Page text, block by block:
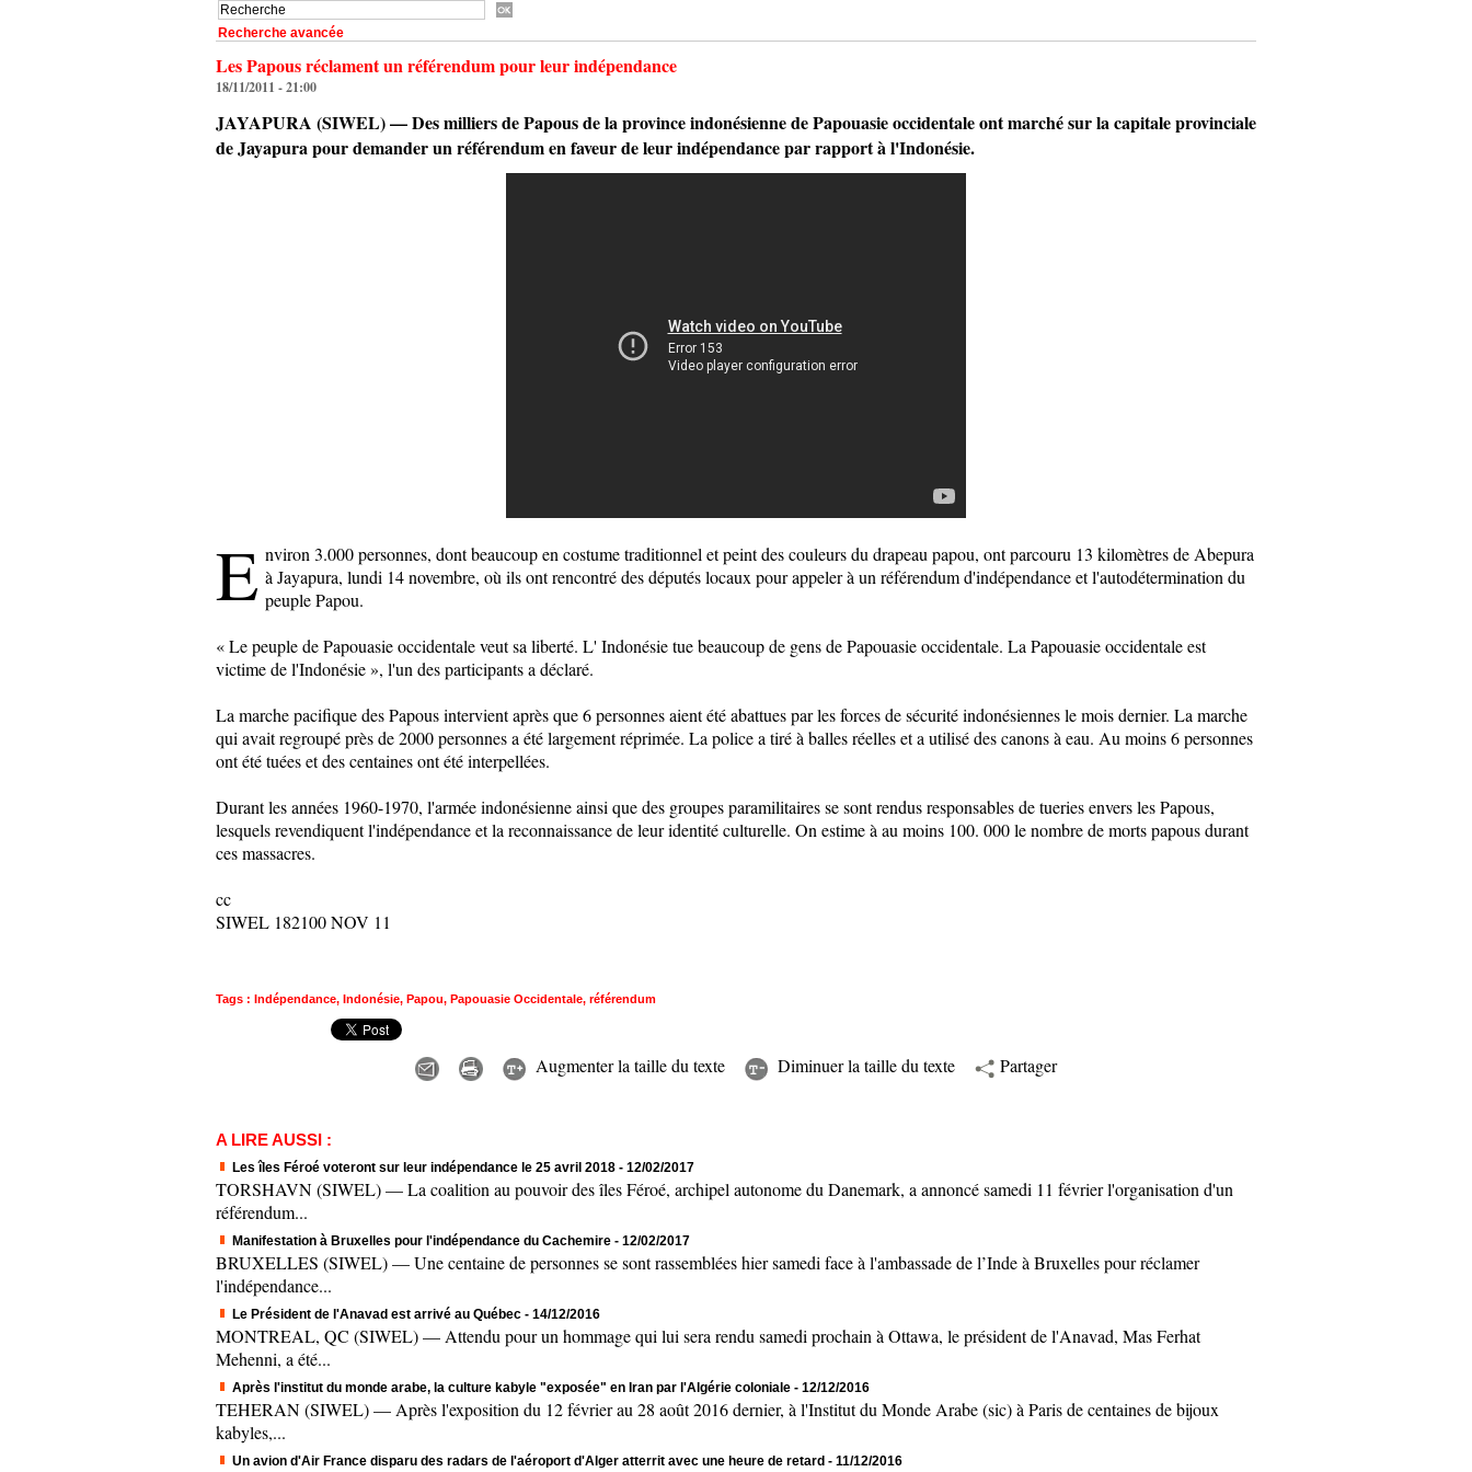
Recherche avancée
Les Papous réclament un référendum pour leur indépendance
18/11/2011 - 21:00
JAYAPURA (SIWEL) — Des milliers de Papous de la province indonésienne de Papouasie occidentale ont marché sur la capitale provinciale
de Jayapura pour demander un référendum en faveur de leur indépendance par rapport à l'Indonésie.
E nviron 3.000 personnes, dont beaucoup en costume traditionnel et peint des couleurs du drapeau papou, ont parcouru 13 kilomètres de Abepura
à Jayapura, lundi 14 novembre, où ils ont rencontré des députés locaux pour appeler à un référendum d'indépendance et l'autodétermination du
peuple Papou.
« Le peuple de Papouasie occidentale veut sa liberté. L' Indonésie tue beaucoup de gens de Papouasie occidentale. La Papouasie occidentale est
victime de l'Indonésie », l'un des participants a déclaré.
La marche pacifique des Papous intervient après que 6 personnes aient été abattues par les forces de sécurité indonésiennes le mois dernier. La marche
qui avait regroupé près de 2000 personnes a été largement réprimée. La police a tiré à balles réelles et a utilisé des canons à eau. Au moins 6 personnes
ont été tuées et des centaines ont été interpellées.
Durant les années 1960-1970, l'armée indonésienne ainsi que des groupes paramilitaires se sont rendus responsables de tueries envers les Papous,
lesquels revendiquent l'indépendance et la reconnaissance de leur identité culturelle. On estime à au moins 100. 000 le nombre de morts papous durant
ces massacres.
cc
SIWEL 182100 NOV 11
Tags : Indépendance, Indonésie, Papou, Papouasie Occidentale, référendum
Augmenter la taille du texte Diminuer la taille du texte Partager
A LIRE AUSSI :
Les îles Féroé voteront sur leur indépendance le 25 avril 2018 - 12/02/2017
TORSHAVN (SIWEL) — La coalition au pouvoir des îles Féroé, archipel autonome du Danemark, a annoncé samedi 11 février l'organisation d'un
référendum...
Manifestation à Bruxelles pour l'indépendance du Cachemire - 12/02/2017
BRUXELLES (SIWEL) — Une centaine de personnes se sont rassemblées hier samedi face à l'ambassade de l’Inde à Bruxelles pour réclamer
l'indépendance...
Le Président de l'Anavad est arrivé au Québec - 14/12/2016
MONTREAL, QC (SIWEL) — Attendu pour un hommage qui lui sera rendu samedi prochain à Ottawa, le président de l'Anavad, Mas Ferhat
Mehenni, a été...
Après l'institut du monde arabe, la culture kabyle "exposée" en Iran par l'Algérie coloniale - 12/12/2016
TEHERAN (SIWEL) — Après l'exposition du 12 février au 28 août 2016 dernier, à l'Institut du Monde Arabe (sic) à Paris de centaines de bijoux
kabyles,...
Un avion d'Air France disparu des radars de l'aéroport d'Alger atterrit avec une heure de retard - 11/12/2016